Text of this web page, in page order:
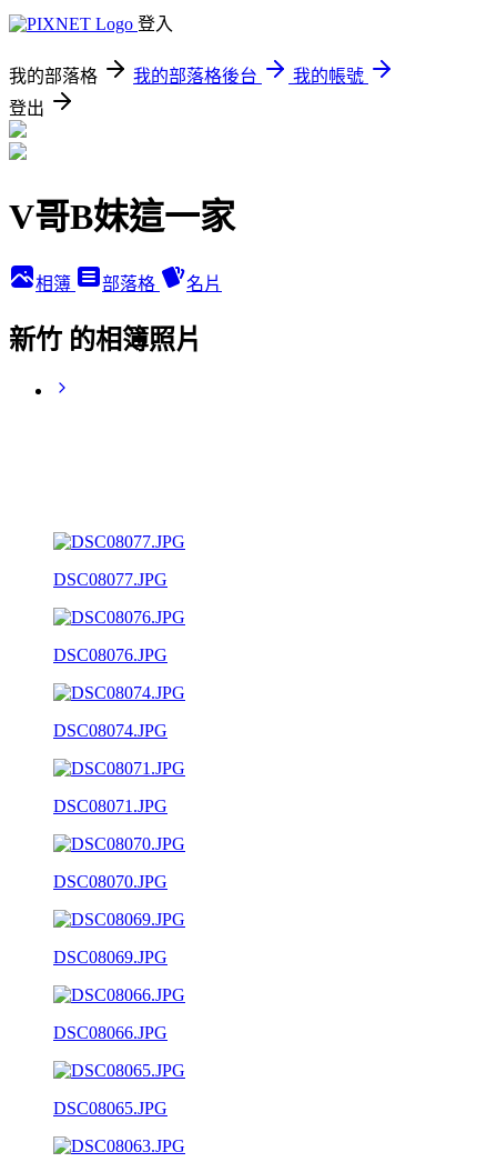
登入
我的部落格 我的部落格後台
我的帳號
登出
V哥B妹這一家
相簿 部落格 名片
新竹 的相簿照片
DSC08077.JPG
DSC08076.JPG
DSC08074.JPG
DSC08071.JPG
DSC08070.JPG
DSC08069.JPG
DSC08066.JPG
DSC08065.JPG